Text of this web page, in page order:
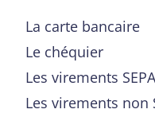
La carte bancaire
Le chéquier
Les virements SEPA
Les virements non